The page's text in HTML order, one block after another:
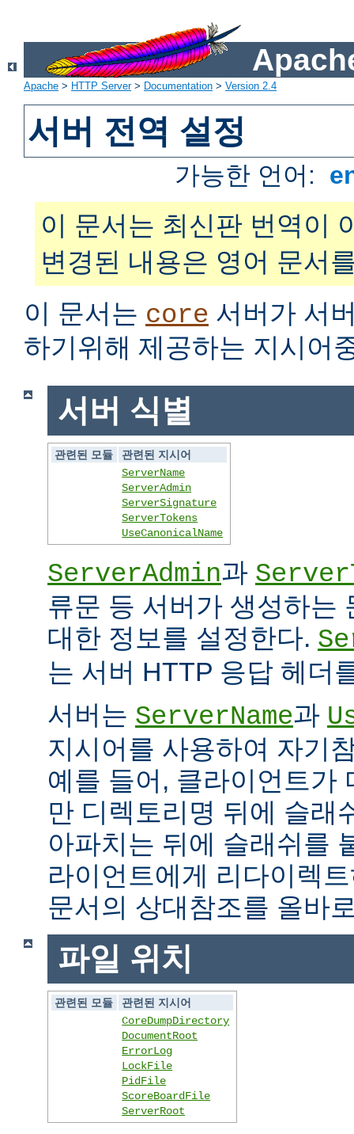
Apache > HTTP Server> Documentation > Version 2.4
서버 전역 설정
가능한 언어:
이 문서는 최신판 번역이
변경된 내용은 영어 문서
이 문서는 core 서버가 서
하기위해 제공하는 지시어
서버 식별
관련된 모듈
관련된 지시어
ServerName
ServerAdmin
ServerSignature
ServerTokens
UseCanonicalName
ServerAdmin과
류문 등 서버가 생성하는
대한 정보를 설정한다.
는 서버 HTTP 응답 헤더
서버는 ServerName과
지시어를 사용하여 자기
예를 들어, 클라이언트가
만 디렉토리명 뒤에 슬래
아파치는 뒤에 슬래쉬를
라이언트에게 리다이렉
문서의 상대참조를 올바
파일 위치
관련된 모듈
관련된 지시어
CoreDumpDirectory
DocumentRoot
ErrorLog
LockFile
PidFile
ScoreBoardFile
ServerRoot